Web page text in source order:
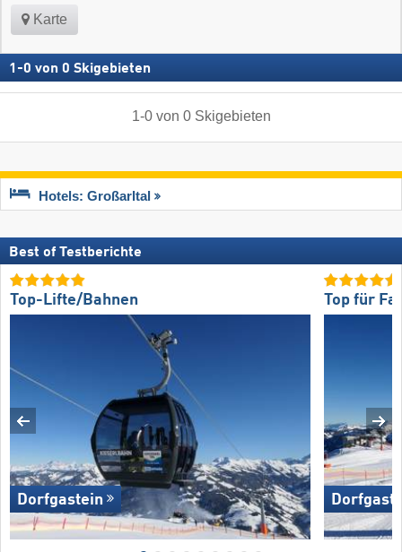
Karte
1 -0 von 0 Skigebieten
1-0von 0 Skigebieten
Hotels: Großarltal
Best of Testberichte
Top-Lifte/Bahnen
Dorfgastein
Top für